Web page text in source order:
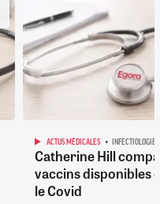
ACTUS MÉDICALES INFECTIOLOGIE
Catherine Hill
vaccins disponibles
le Covid